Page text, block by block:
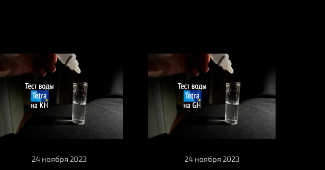
24 ноября 2023 24 ноября 2023